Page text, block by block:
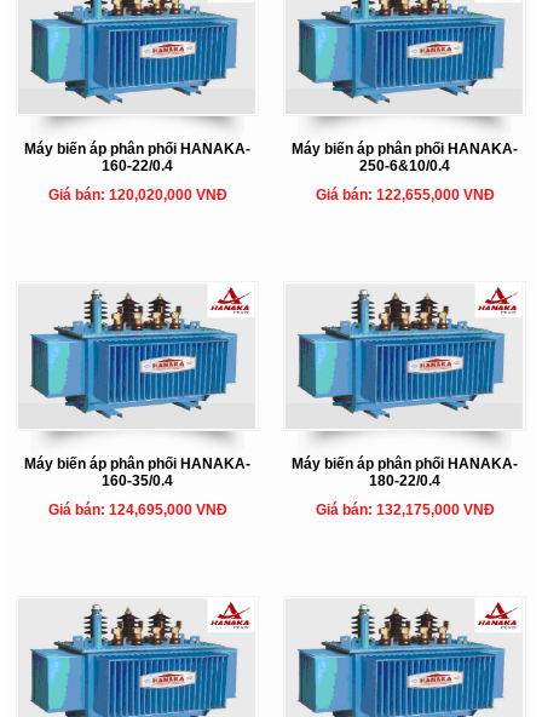
Máy biến áp phân phối HANAKA-
160-22/0.4
Giá bán: 120,020,000 VNĐ
Máy biến áp phân phối HANAKA-
250-6&10/0.4
Giá bán: 122,655,000 VNĐ
Máy biến áp phân phối HANAKA-
160-35/0.4
Giá bán: 124,695,000 VNĐ
Máy biến áp phân phối HANAKA-
180-22/0.4
Giá bán: 132,175,000 VNĐ